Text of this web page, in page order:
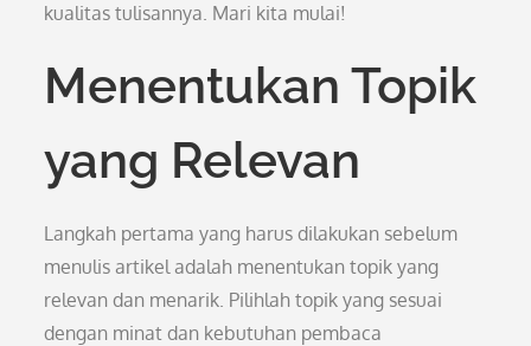
kualitas tulisannya. Mari kita mulai!
Menentukan Topik
yang Relevan
Langkah pertama yang harus dilakukan sebelum
menulis artikel adalah menentukan topik yang
relevan dan menarik. Pilihlah topik yang sesuai
dengan minat dan kebutuhan pembaca